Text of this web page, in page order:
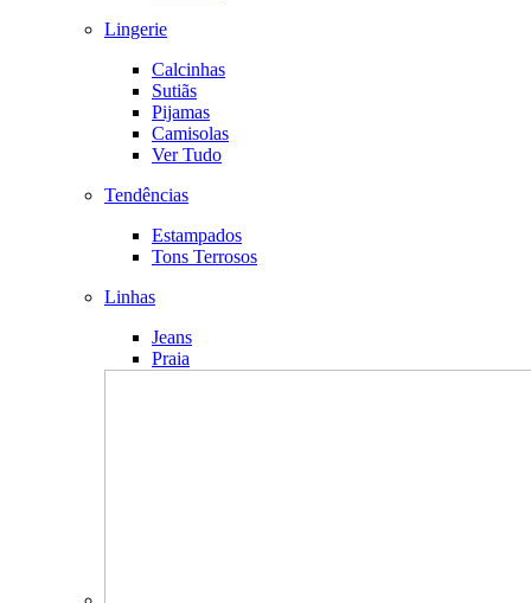
Lingerie
Calcinhas
Sutiãs
Pijamas
Camisolas
Ver Tudo
Tendências
Estampados
Tons Terrosos
Linhas
Jeans
Praia